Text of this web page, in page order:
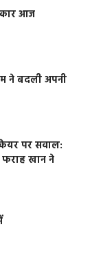
आज
ने बदली अपनी
पर सवाल:
खान ने